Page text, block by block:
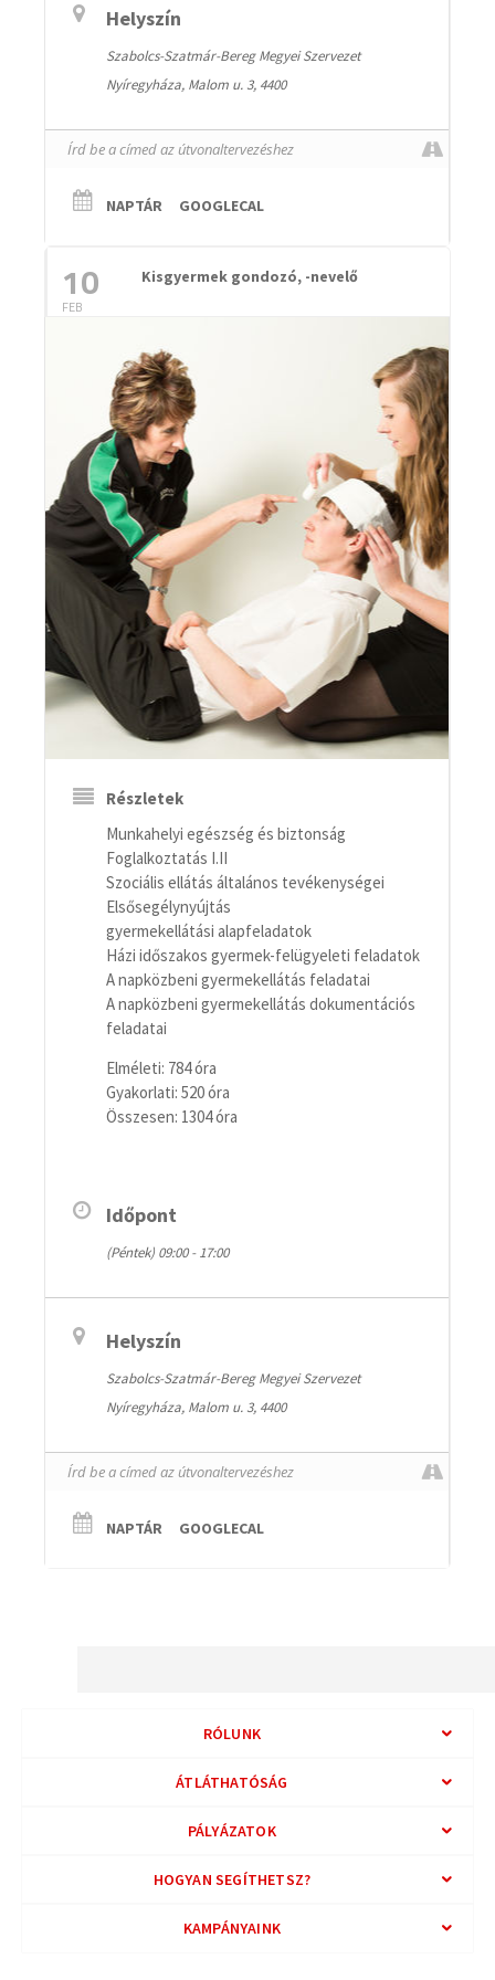
Helyszín
Szabolcs-Szatmár-Bereg Megyei Szervezet
Nyíregyháza, Malom u. 3, 4400
NAPTÁR GOOGLECAL
10
FEB
Kisgyermek gondozó, -nevelő
Részletek
Munkahelyi egészség és biztonság
Foglalkoztatás I.II
Szociális ellátás általános tevékenységei
Elsősegélynyújtás
gyermekellátási alapfeladatok
Házi időszakos gyermek-felügyeleti feladatok
A napközbeni gyermekellátás feladatai
A napközbeni gyermekellátás dokumentációs
feladatai
Elméleti: 784 óra
Gyakorlati: 520 óra
Összesen: 1304 óra
Időpont
(Péntek) 09:00 - 17:00
Helyszín
Szabolcs-Szatmár-Bereg Megyei Szervezet
Nyíregyháza, Malom u. 3, 4400
NAPTÁR GOOGLECAL
RÓLUNK
ÁTLÁTHATÓSÁG
PÁLYÁZATOK
HOGYAN SEGÍTHETSZ?
KAMPÁNYAINK